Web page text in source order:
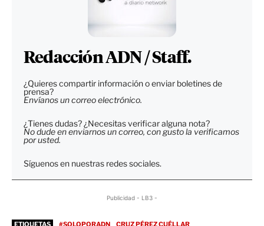
Redacción ADN / Staff.
¿Quieres compartir información o enviar boletines de
prensa?
Envíanos un correo electrónico.
¿Tienes dudas? ¿Necesitas verificar alguna nota?
No dude en enviarnos un correo, con gusto la verificamos
por usted.
Síguenos en nuestras redes sociales.
Publicidad - LB3 -
ETIQUETAS #SOLOPORADN
CRUZ PÉREZ CUÉLLAR